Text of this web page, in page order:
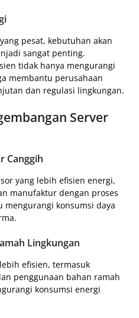
pesat, kebutuhan akan
sangat penting.
tidak hanya mengurangi
membantu perusahaan
dan regulasi lingkungan.
Server
Canggih
yang lebih efisien energi,
manufaktur dengan proses
mengurangi konsumsi daya
Lingkungan
efisien, termasuk
penggunaan bahan ramah
konsumsi energi